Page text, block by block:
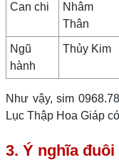
Can chi
Nhâm
Thân
Ngũ
hành
Thủy Kim
Như vậy, sim
Lục Thập Hoa Giáp
3. Ý nghĩa